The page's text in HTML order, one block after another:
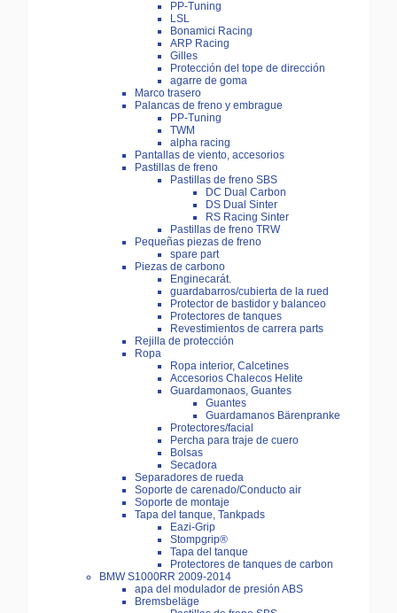
PP-Tuning
LSL
Bonamici Racing
ARP Racing
Gilles
Protección del tope de dirección
agarre de goma
Marco trasero
Palancas de freno y embrague
PP-Tuning
TWM
alpha racing
Pantallas de viento, accesorios
Pastillas de freno
Pastillas de freno SBS
DC Dual Carbon
DS Dual Sinter
RS Racing Sinter
Pastillas de freno TRW
Pequeñas piezas de freno
spare part
Piezas de carbono
Enginecarát.
guardabarros/cubierta de la rued
Protector de bastidor y balanceo
Protectores de tanques
Revestimientos de carrera parts
Rejilla de protección
Ropa
Ropa interior, Calcetines
Accesorios Chalecos Helite
Guardamonaos, Guantes
Guantes
Guardamanos Bärenpranke
Protectores/facial
Percha para traje de cuero
Bolsas
Secadora
Separadores de rueda
Soporte de carenado/Conducto air
Soporte de montaje
Tapa del tanque, Tankpads
Eazi-Grip
Stompgrip®
Tapa del tanque
Protectores de tanques de carbon
BMW S1000RR 2009-2014
apa del modulador de presión ABS
Bremsbeläge